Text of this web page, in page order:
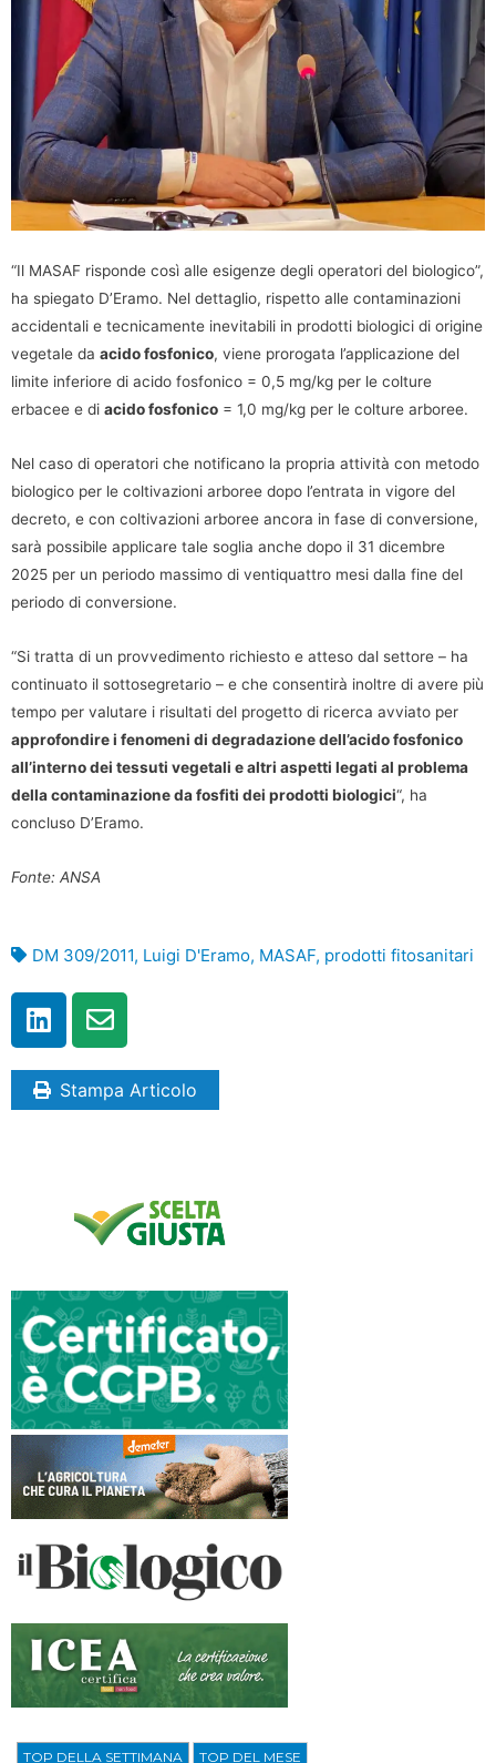
“Il MASAF risponde così alle esigenze degli operatori del biologico”,
ha spiegato D’Eramo. Nel dettaglio, rispetto alle contaminazioni
accidentali e tecnicamente inevitabili in prodotti biologici di origine
vegetale da acido fosfonico, viene prorogata l’applicazione del
limite inferiore di acido fosfonico = 0,5 mg/kg per le colture
erbacee e di acido fosfonico = 1,0 mg/kg per le colture arboree.
Nel caso di operatori che notificano la propria attività con metodo
biologico per le coltivazioni arboree dopo l’entrata in vigore del
decreto, e con coltivazioni arboree ancora in fase di conversione,
sarà possibile applicare tale soglia anche dopo il 31 dicembre
2025 per un periodo massimo di ventiquattro mesi dalla fine del
periodo di conversione.
“Si tratta di un provvedimento richiesto e atteso dal settore – ha
continuato il sottosegretario – e che consentirà inoltre di avere più
tempo per valutare i risultati del progetto di ricerca avviato per
approfondire i fenomeni di degradazione dell’acido fosfonico
all’interno dei tessuti vegetali e altri aspetti legati al problema
della contaminazione da fosfiti dei prodotti biologici“, ha
concluso D’Eramo.
Fonte: ANSA
DM 309/2011, Luigi D'Eramo, MASAF, prodotti fitosanitari
Stampa Articolo
TOP DELLA SETTIMANA TOP DEL MESE